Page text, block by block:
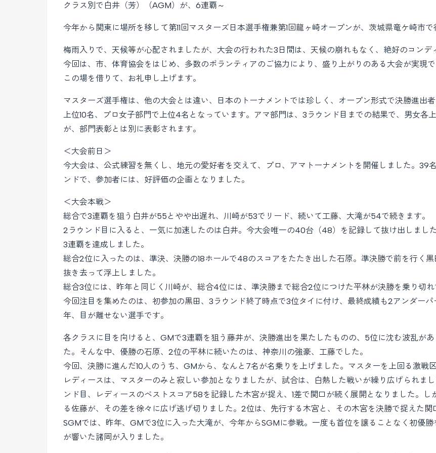
クラス別で白井（芳）（AGM）が、6連覇～
今年から関東に場所を移して第11回マスターズ日本選手権兼第1回龍ヶ崎オープンが、茨城県竜ケ崎市で
梅雨入りで、天候等が心配されましたが、大会の行われた3日間は、天候の崩れもなく、絶好のコンデ
今回は、市、体育協会をはじめ、多数のボランティアのご協力により、盛り上がりのある大会が実現
この場を借りて、お礼申し上げます。
マスターズ選手権は、他の大会とは違い、日本のトーナメントでは珍しく、オープン形式で決勝進出
上位10名、プロ女子部門で上位4名となっています。アマ部門は、3ラウンド目までの結果で、男女各
が、部門表彰とは別に表彰されます。
＜大会前日＞
今大会は、公式練習を無くし、地元の愛好者を交えて、プロ、アマトーナメントを開催しました。39
ンドで、参加者には、好評価の企画となりました。
＜大会本戦＞
総合で3連覇を狙う白井が55とやや出遅れ、川崎が53でリード、続いて工藤、大滝が54で続きます。
2ラウンド目に入ると、一気に加速したのは白井。今大会唯一の40台（48）を記録して抜け出しまし
3連覇を達成しました。
総合2位に入ったのは、準決、決勝の18ホールで48のスコアをたたき出した石原。準決勝で前を行く
抜き去って浮上しました。
総合3位には、昨年と同じく川崎が、総合4位には、準決勝まで総合2位につけた平林が決勝を乗り切れ
今回注目を集めたのは、初参加の黒田、3ラウンド終了時点で3位タイに付け、最終成績も2アンダー
年、目が離せない選手です。
各クラスに目を向けると、GMで3連覇を狙う藤井が、決勝進出を果たしたものの、5位に沈む波乱が
た。そんな中、優勝の石原、2位の平林に続いたのは、神奈川の強豪、工藤でした。
今回、決勝に進んだ10人のうち、GMから、なんと7名が名乗りを上げました。マスターを上回る激戦
レディースは、マスターのみと寂しい参加となりましたが、試合は、白熱した戦いが繰り広げられま
ンド目、レディースのベストスコア58を記録した木宮が捉え、1差で関口が続く展開となりました。
る佐藤が、その差を徐々に広げ逃げ切りました。2位は、先行する木宮と、その木宮を決勝で捉えた関
SGMでは、昨年、GMで3位に入った大滝が、今年からSGMに参戦。一度も首位を譲ることなく初優
が響いた諸岡が入りました。